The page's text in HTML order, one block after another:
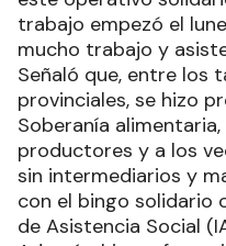
trabajo empezó el
mucho trabajo y
Señaló que, entre los
provinciales, se hizo
Soberanía
productores y a los
sin intermediarios y
con el bingo solidario
de Asistencia Social